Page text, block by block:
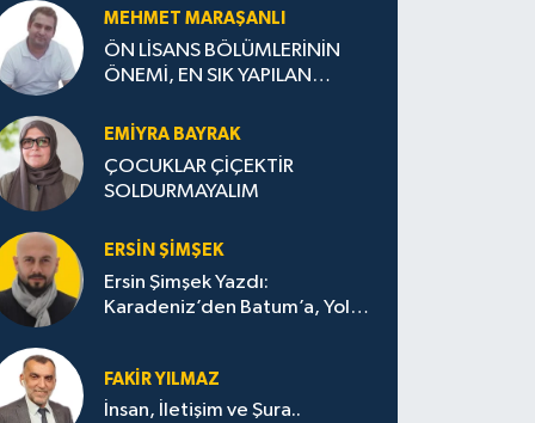
MEHMET MARAŞANLI
ÖN LİSANS BÖLÜMLERİNİN
ÖNEMİ, EN SIK YAPILAN
STRATEJİLERİ
EMIYRA BAYRAK
ÇOCUKLAR ÇİÇEKTİR
SOLDURMAYALIM
ERSIN ŞIMŞEK
Ersin Şimşek Yazdı:
Karadeniz’den Batum’a, Yolun
FAKIR YILMAZ
İnsan, İletişim ve Şura..